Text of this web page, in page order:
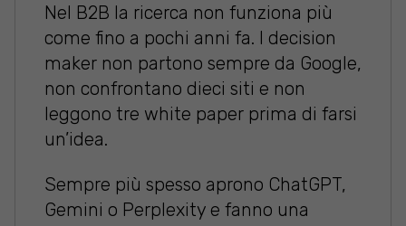
Nel B2B la ricerca non funziona più
come fino a pochi anni fa. I decision
maker non partono sempre da Google,
non confrontano dieci siti e non
leggono tre white paper prima di farsi
un’idea.
Sempre più spesso aprono ChatGPT,
Gemini o Perplexity e fanno una